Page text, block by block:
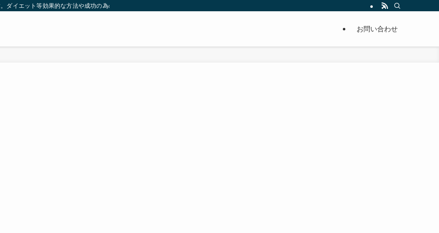
ダイエット等効果的な方法や成功の為の秘訣等。太ったり悩んでいる方々が簡単に痩せることが出来るように分かりやすくまとめています。
お問い合わせ